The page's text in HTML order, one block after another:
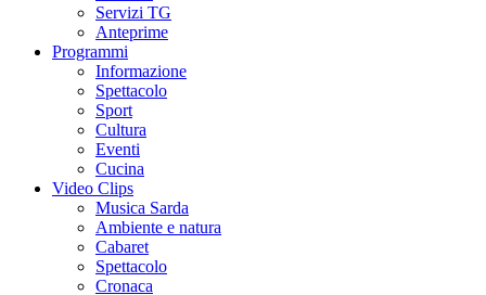
Servizi TG
Anteprime
Programmi
Informazione
Spettacolo
Sport
Cultura
Eventi
Cucina
Video Clips
Musica Sarda
Ambiente e natura
Cabaret
Spettacolo
Cronaca